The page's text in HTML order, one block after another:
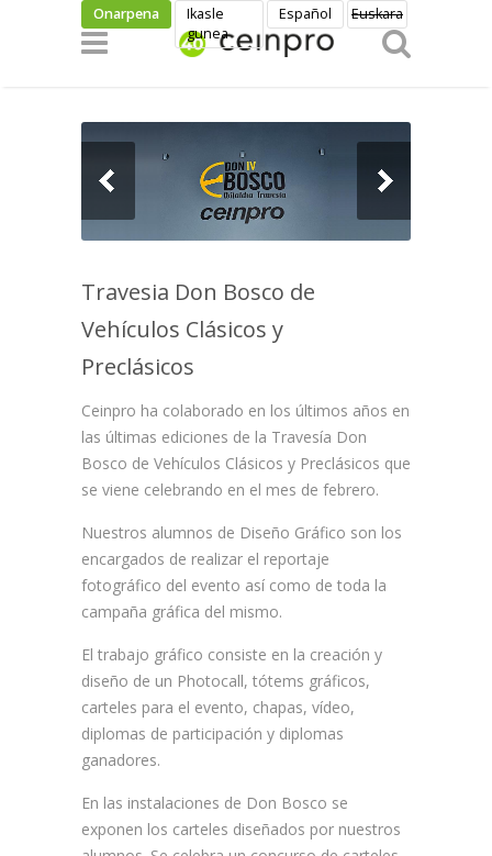
Skip to main content
Onarpena
Ikasle
gunea
Español Euskara
Travesia Don Bosco de
Vehículos Clásicos y
Preclásicos
Ceinpro ha colaborado en los últimos años en
las últimas ediciones de la Travesía Don
Bosco de Vehículos Clásicos y Preclásicos que
se viene celebrando en el mes de febrero.
Nuestros alumnos de Diseño Gráfico son los
encargados de realizar el reportaje
fotográfico del evento así como de toda la
campaña gráfica del mismo.
El trabajo gráfico consiste en la creación y
diseño de un Photocall, tótems gráficos,
carteles para el evento, chapas, vídeo,
diplomas de participación y diplomas
ganadores.
En las instalaciones de Don Bosco se
exponen los carteles diseñados por nuestros